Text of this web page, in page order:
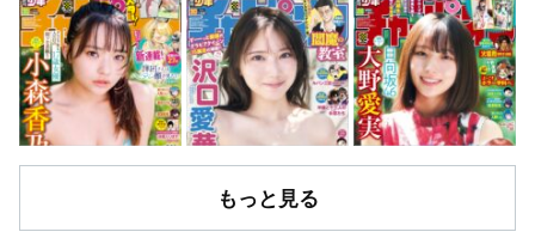
もっと見る